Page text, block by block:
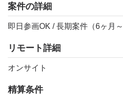
案件の詳細
即日参画OK / 長期案件（6ヶ月
リモート詳細
オンサイト
精算条件